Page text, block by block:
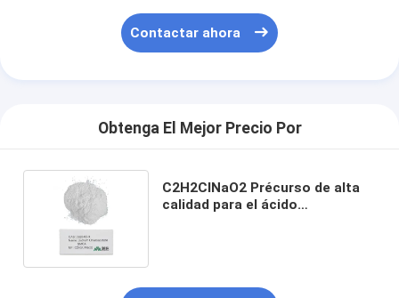
Contactar ahora
Obtenga El Mejor Precio Por
C2H2ClNaO2 Précurso de alta
calidad para el ácido